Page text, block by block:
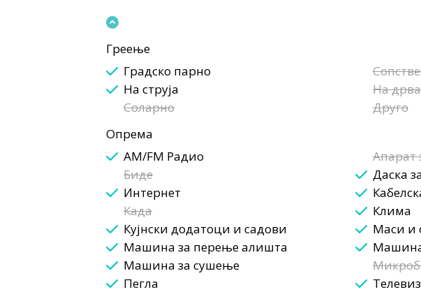
Греење
Градско парно
На струја
На дрва
Соларно
Друго
Опрема
AM/FM Радио
Апарат
Биде
Даска
Интернет
Када
Клима
Кујнски додатоци и садови
Маси и
Машина за перење алишта
Машина за сушење
Пегла